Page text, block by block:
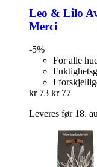
Leo & Lilo
Merci
-5%
For alle
I
kr 73 kr 77
Leveres før 18.